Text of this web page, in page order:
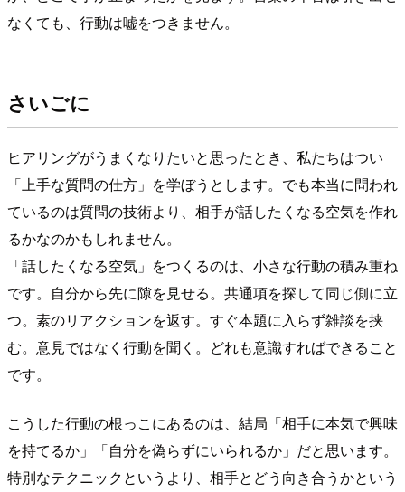
なくても、行動は嘘をつきません。
さいごに
ヒアリングがうまくなりたいと思ったとき、私たちはつい
「上手な質問の仕方」を学ぼうとします。でも本当に問われ
ているのは質問の技術より、相手が話したくなる空気を作れ
るかなのかもしれません。
「話したくなる空気」をつくるのは、小さな行動の積み重ね
です。自分から先に隙を見せる。共通項を探して同じ側に立
つ。素のリアクションを返す。すぐ本題に入らず雑談を挟
む。意見ではなく行動を聞く。どれも意識すればできること
です。
こうした行動の根っこにあるのは、結局「相手に本気で興味
を持てるか」「自分を偽らずにいられるか」だと思います。
特別なテクニックというより、相手とどう向き合うかという